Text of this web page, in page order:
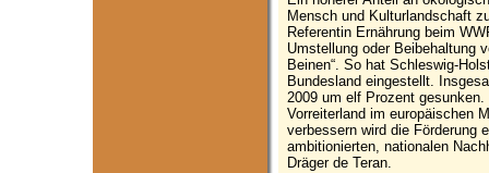
Mensch und Kulturlandschaft
Referentin Ernährung beim
Umstellung oder Beibehaltung
Beinen“. So hat Schleswig-
Bundesland eingestellt.
2009 um elf Prozent
Vorreiterland im europäischen
verbessern wird die Förderung
ambitionierten, nationalen
Dräger de Teran.